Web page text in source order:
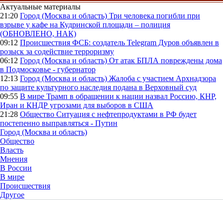
Актуальные материалы
21:20 Город (Москва и область) Три человека погибли при
взрыве у кафе на Кудринской площади – полиция
(ОБНОВЛЕНО, НАК)
09:12 Происшествия ФСБ: создатель Telegram Дуров объявлен в
розыск за содействие терроризму
06:12 Город (Москва и область) От атак БПЛА повреждены дома
в Подмосковье - губернатор
12:13 Город (Москва и область) Жалоба с участием Архнадзора
по защите культурного наследия подана в Верховный суд
09:55 В мире Трамп в обращении к нации назвал Россию, КНР,
Иран и КНДР угрозами для выборов в США
21:28 Общество Ситуация с нефтепродуктами в РФ будет
постепенно выправляться - Путин
Город (Москва и область)
Общество
Власть
Мнения
В России
В мире
Происшествия
Другое